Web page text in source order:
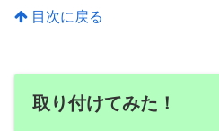
目次に戻る
取り付けてみた！